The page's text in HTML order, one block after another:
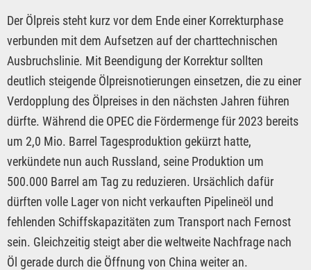
Der Ölpreis steht kurz vor dem Ende einer Korrekturphase
verbunden mit dem Aufsetzen auf der charttechnischen
Ausbruchslinie. Mit Beendigung der Korrektur sollten
deutlich steigende Ölpreisnotierungen einsetzen, die zu einer
Verdopplung des Ölpreises in den nächsten Jahren führen
dürfte. Während die OPEC die Fördermenge für 2023 bereits
um 2,0 Mio. Barrel Tagesproduktion gekürzt hatte,
verkündete nun auch Russland, seine Produktion um
500.000 Barrel am Tag zu reduzieren. Ursächlich dafür
dürften volle Lager von nicht verkauften Pipelineöl und
fehlenden Schiffskapazitäten zum Transport nach Fernost
sein. Gleichzeitig steigt aber die weltweite Nachfrage nach
Öl gerade durch die Öffnung von China weiter an.